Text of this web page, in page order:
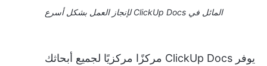
المائل في ClickUp Docs لإنجاز العمل بشكل أسرع
يوفر ClickUp Docs مركزًا مركزيًا لجميع أبحاثك